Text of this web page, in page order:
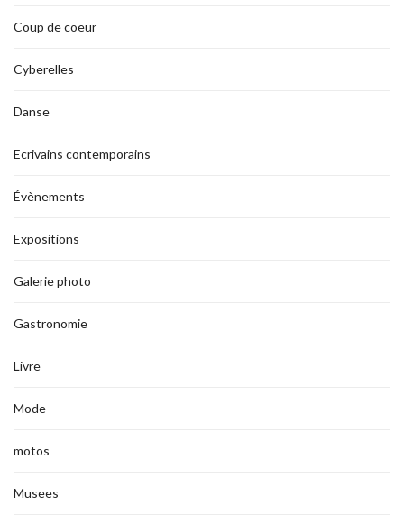
Coup de coeur
Cyberelles
Danse
Ecrivains contemporains
Évènements
Expositions
Galerie photo
Gastronomie
Livre
Mode
motos
Musees